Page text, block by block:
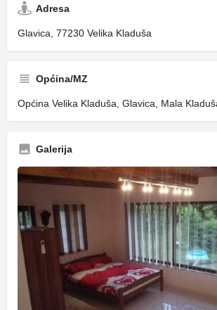
Adresa
Glavica, 77230 Velika Kladuša
Općina/MZ
Općina Velika Kladuša, Glavica, Mala
Galerija